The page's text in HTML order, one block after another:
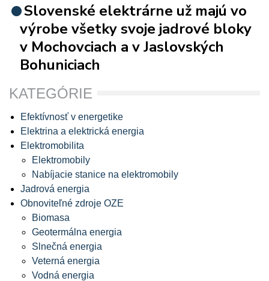
Slovenské elektrárne už majú vo
výrobe všetky svoje jadrové bloky
v Mochovciach a v Jaslovských
Bohuniciach
KATEGÓRIE
Efektívnosť v energetike
Elektrina a elektrická energia
Elektromobilita
Elektromobily
Nabíjacie stanice na elektromobily
Jadrová energia
Obnoviteľné zdroje OZE
Biomasa
Geotermálna energia
Slnečná energia
Veterná energia
Vodná energia